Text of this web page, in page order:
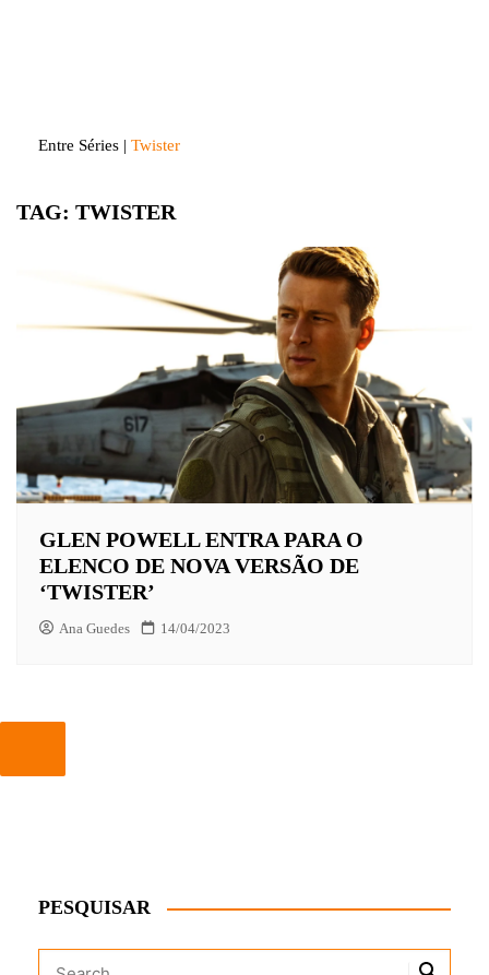
Entre Séries | Twister
TAG: TWISTER
GLEN POWELL ENTRA PARA O
ELENCO DE NOVA VERSÃO DE
‘TWISTER’
Ana Guedes 14/04/2023
PESQUISAR